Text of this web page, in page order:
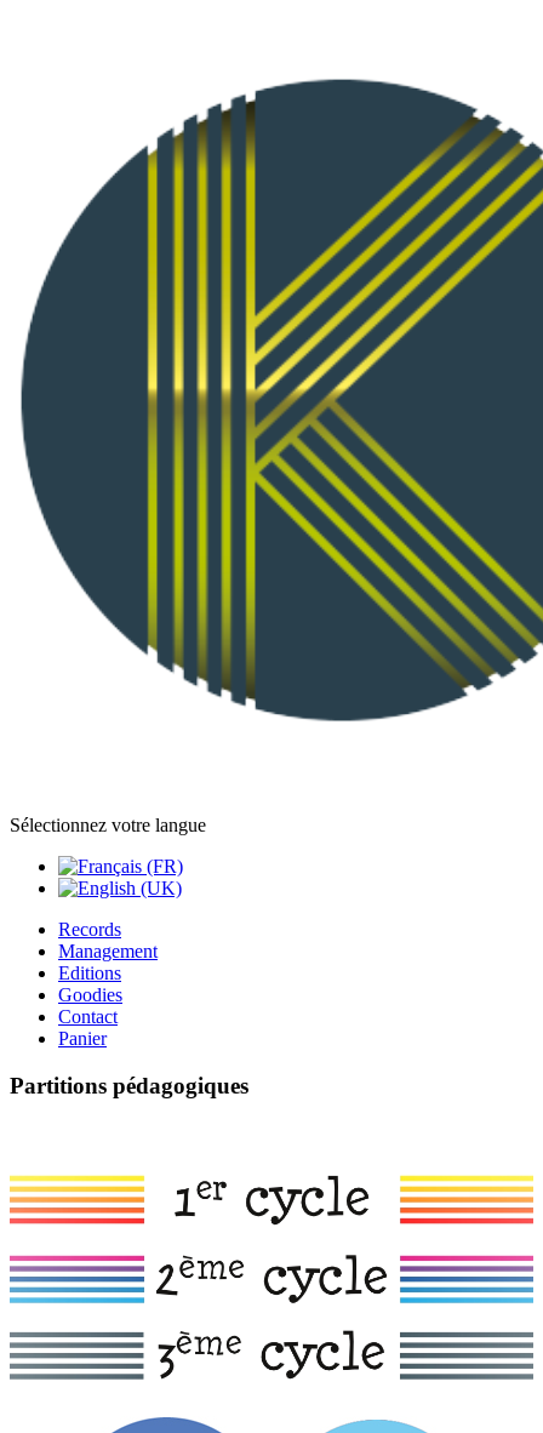
Sélectionnez votre langue
Records
Management
Editions
Goodies
Contact
Panier
Partitions pédagogiques